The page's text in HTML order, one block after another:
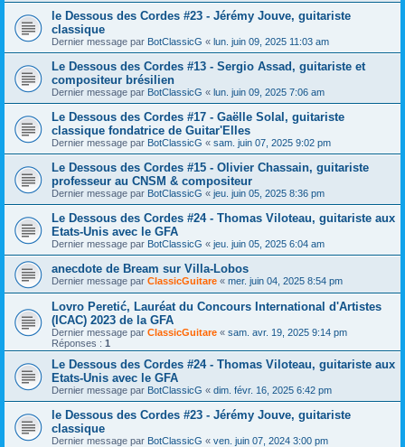
le Dessous des Cordes #23 - Jérémy Jouve, guitariste
classique
Dernier message par BotClassicG « lun. juin 09, 2025 11:03 am
Le Dessous des Cordes #13 - Sergio Assad, guitariste et
compositeur brésilien
Dernier message par BotClassicG « lun. juin 09, 2025 7:06 am
Le Dessous des Cordes #17 - Gaëlle Solal, guitariste
classique fondatrice de Guitar'Elles
Dernier message par BotClassicG « sam. juin 07, 2025 9:02 pm
Le Dessous des Cordes #15 - Olivier Chassain, guitariste
professeur au CNSM & compositeur
Dernier message par BotClassicG « jeu. juin 05, 2025 8:36 pm
Le Dessous des Cordes #24 - Thomas Viloteau, guitariste aux
Etats-Unis avec le GFA
Dernier message par BotClassicG « jeu. juin 05, 2025 6:04 am
anecdote de Bream sur Villa-Lobos
Dernier message par ClassicGuitare « mer. juin 04, 2025 8:54 pm
Lovro Peretić, Lauréat du Concours International d'Artistes
(ICAC) 2023 de la GFA
Dernier message par ClassicGuitare « sam. avr. 19, 2025 9:14 pm
Réponses : 1
Le Dessous des Cordes #24 - Thomas Viloteau, guitariste aux
Etats-Unis avec le GFA
Dernier message par BotClassicG « dim. févr. 16, 2025 6:42 pm
le Dessous des Cordes #23 - Jérémy Jouve, guitariste
classique
Dernier message par BotClassicG « ven. juin 07, 2024 3:00 pm